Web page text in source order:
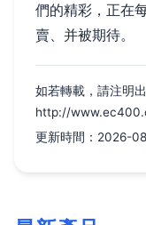
們的精彩，正在
賣、并被期待。
如若轉載，請注明出
http://
更新時間：2026-